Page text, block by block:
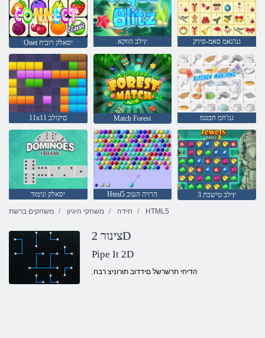
Onet יסאלק רוביח ץילב הווקא גנו'גאמ סאמ-סירק
11x11 םיקולב Match Forest גנו'חמ חבטמ
יסאלק ונימוד Html5 הרויה העוב
3 ץילב טישכת
משחקים ברשת
משחקי היגיון חידה HTML5
צינור 2D
Pipe It 2D
.הדיחי תרשרשל םידדוב תורוניצ רבח